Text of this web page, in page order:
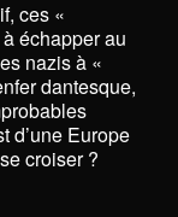
ces «
échapper au
nazis à «
dantesque,
d’une Europe
croiser ?